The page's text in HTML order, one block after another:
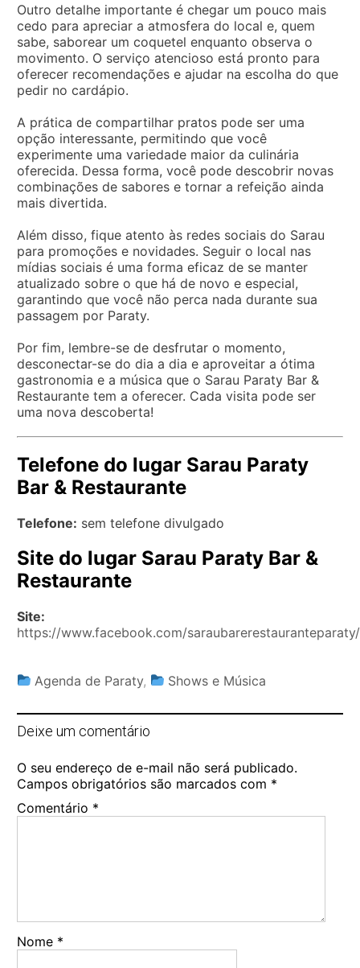
Outro detalhe importante é chegar um pouco mais
cedo para apreciar a atmosfera do local e, quem
sabe, saborear um coquetel enquanto observa o
movimento. O serviço atencioso está pronto para
oferecer recomendações e ajudar na escolha do que
pedir no cardápio.
A prática de compartilhar pratos pode ser uma
opção interessante, permitindo que você
experimente uma variedade maior da culinária
oferecida. Dessa forma, você pode descobrir novas
combinações de sabores e tornar a refeição ainda
mais divertida.
Além disso, fique atento às redes sociais do Sarau
para promoções e novidades. Seguir o local nas
mídias sociais é uma forma eficaz de se manter
atualizado sobre o que há de novo e especial,
garantindo que você não perca nada durante sua
passagem por Paraty.
Por fim, lembre-se de desfrutar o momento,
desconectar-se do dia a dia e aproveitar a ótima
gastronomia e a música que o Sarau Paraty Bar &
Restaurante tem a oferecer. Cada visita pode ser
uma nova descoberta!
Telefone do lugar Sarau Paraty
Bar & Restaurante
Telefone: sem telefone divulgado
Site do lugar Sarau Paraty Bar &
Restaurante
Site:
https://www.facebook.com/saraubarerestauranteparaty/
Agenda de Paraty, Shows e Música
Deixe um comentário
O seu endereço de e-mail não será publicado.
Campos obrigatórios são marcados com *
Comentário *
Nome *